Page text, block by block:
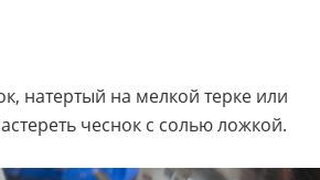
натертый на мелкой терке или
чеснок с солью ложкой.